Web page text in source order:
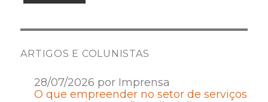
ARTIGOS E COLUNISTAS
28/07/2026 por Imprensa
O que empreender no setor de serviços